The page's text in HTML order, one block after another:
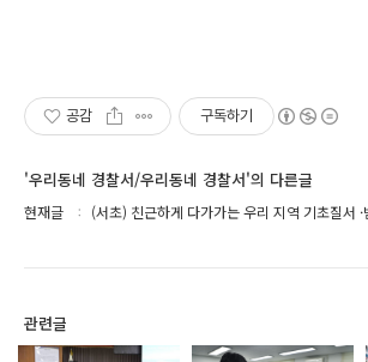
공감 구독하기
'우리동네 경찰서/우리동네 경찰서'의 다른글
현재글 (서초) 친근하게 다가가는 우리 지역 기초질서
관련글